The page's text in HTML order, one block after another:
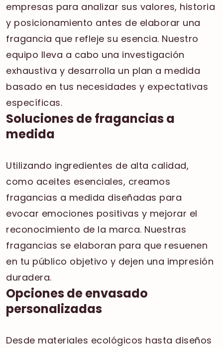
empresas para analizar sus valores, historia
y posicionamiento antes de elaborar una
fragancia que refleje su esencia. Nuestro
equipo lleva a cabo una investigación
exhaustiva y desarrolla un plan a medida
basado en tus necesidades y expectativas
específicas.
Soluciones de fragancias a
medida
Utilizando ingredientes de alta calidad,
como aceites esenciales, creamos
fragancias a medida diseñadas para
evocar emociones positivas y mejorar el
reconocimiento de la marca. Nuestras
fragancias se elaboran para que resuenen
en tu público objetivo y dejen una impresión
duradera.
Opciones de envasado
personalizadas
Desde materiales ecológicos hasta diseños